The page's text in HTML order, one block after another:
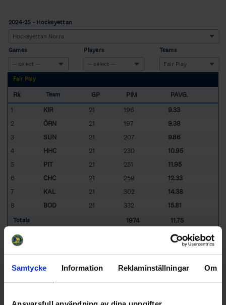
Samtycke Information Reklaminställningar Om
2024-25 - Hockeyettan
Games Players Teams
Fair Play
Rk Team GP PIM
PAVG.
1
KIR 21 196
9.33
2
ÖRN 21 197
9.38
3
SUN 21 207
9.86
4
HHC 21 230
10.95
5
PIT 21 251
11.95
6
CHC 21 259
12.33
7
KAL 21 302
14.38
8
BOD 21 332 15.81
Totals 1974 11.75
Average 11.75
Sorted by lowerPenaltyAverage (PenaltiesinMinutes perGames
HHC- Hudiksvalls HC SUN- IF Sundsvall Hockey